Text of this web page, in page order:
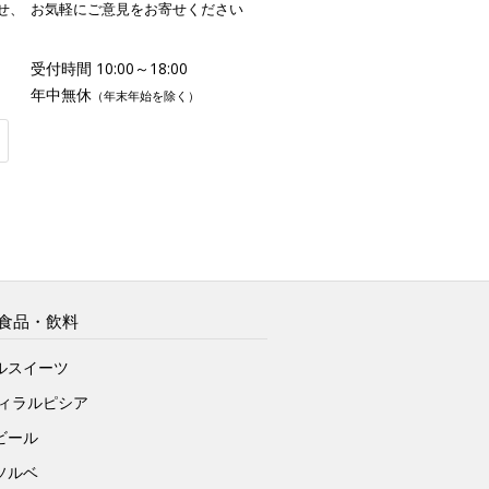
お気軽にご意見をお寄せください
受付時間 10:00～18:00
年中無休 （年末年始を除く）
品・飲料
スイーツ
ラルピシア
ール
ルベ